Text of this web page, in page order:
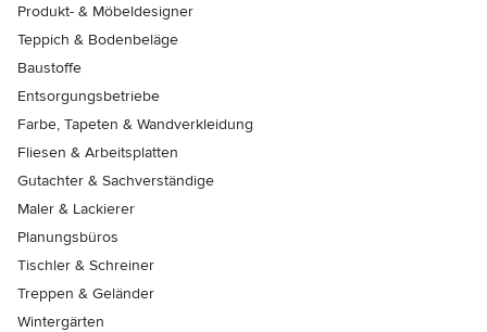
Produkt- & Möbeldesigner
Teppich & Bodenbeläge
Baustoffe
Entsorgungsbetriebe
Farbe, Tapeten & Wandverkleidung
Fliesen & Arbeitsplatten
Gutachter & Sachverständige
Maler & Lackierer
Planungsbüros
Tischler & Schreiner
Treppen & Geländer
Wintergärten